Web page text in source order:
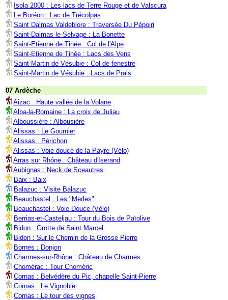
Isola 2000 : Les lacs de Terre Rouge et de Valscura
Le Boréon : Lac de Trécolpas
Saint Dalmas Valdeblore : Traversée Du Pépoiri
Saint-Dalmas-le-Selvage : La Bonette
Saint-Etienne de Tinée : Col de l'Alpe
Saint-Etienne de Tinée : Lacs des Vens
Saint-Martin de Vésubie : Col de fenestre
Saint-Martin de Vésubie : Lacs de Prals
07 Ardèche
Aizac : Haute vallée de la Volane
Alba-la-Romaine : La croix de Juliau
Alboussière : Albousière
Alissas : Le Gournier
Alissas : Périchon
Alissas : Voie douce de la Payre (Vélo)
Arras sur Rhône : Château d'Iserand
Aubignas : Neck de Sceautres
Baix : Baix
Balazuc : Visite Balazuc
Beauchastel : Les "Merles"
Beauchastel : Voie Douce (Vélo)
Berrias-et-Casteljau : Tour du Bois de Païolive
Bidon : Grotte de Saint Marcel
Bidon : Sur le Chemin de la Grosse Pierre
Bornes : Donjon
Charmes-sur-Rhône : Château de Charmes
Chomérac : Tour Choméric
Cornas : Belvédère du Pic, chapelle Saint-Pierre
Cornas : Le Vignoble
Cornas : Le tour des vignes